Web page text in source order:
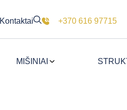
Kontaktai +370 616 97715
MIŠINIAI